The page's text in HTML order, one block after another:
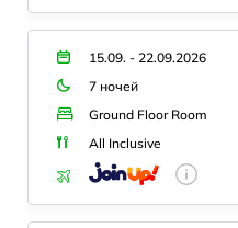
15.09. - 22.09.2026
7 ночей
Ground Floor Room
All Inclusive